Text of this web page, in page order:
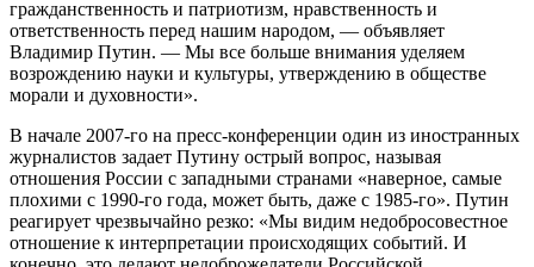
гражданственность и патриотизм, нравственность и
ответственность перед нашим народом, — объявляет
Владимир Путин. — Мы все больше внимания уделяем
возрождению науки и культуры, утверждению в обществе
морали и духовности».
В начале 2007-го на пресс-конференции один из иностранных
журналистов задает Путину острый вопрос, называя
отношения России с западными странами «наверное, самые
плохими с 1990-го года, может быть, даже с 1985-го». Путин
реагирует чрезвычайно резко: «Мы видим недобросовестное
отношение к интерпретации происходящих событий. И